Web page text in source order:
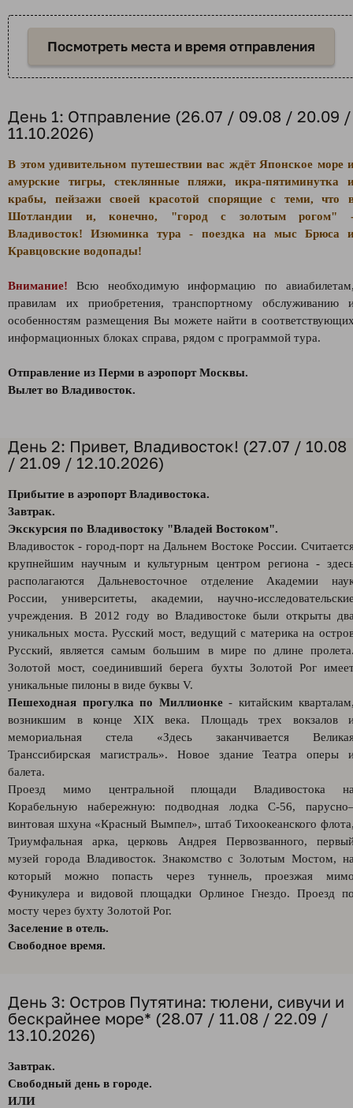
Посмотреть места и время отправления
День 1: Отправление (26.07 / 09.08 / 20.09 /
11.10.2026)
В этом удивительном путешествии вас ждёт Японское море
амурские тигры, стеклянные пляжи, икра-пятиминутка
крабы, пейзажи своей красотой спорящие с теми, что
Шотландии и, конечно, "город с золотым рогом"
Владивосток! Изюминка тура - поездка на мыс Брюса
Кравцовские водопады!
Внимание! Всю необходимую информацию по
правилам их приобретения, транспортному обслуживанию
особенностям размещения Вы можете найти в
информационных блоках справа, рядом с программой тура.
Отправление из Перми в аэропорт Москвы.
Вылет во Владивосток.
День 2: Привет, Владивосток! (27.07 / 10.08
/ 21.09 / 12.10.2026)
Прибытие в аэропорт Владивостока.
Завтрак.
Экскурсия по Владивостоку "Владей Востоком".
Владивосток - город-порт на Дальнем Востоке России.
крупнейшим научным и культурным центром региона -
располагаются Дальневосточное отделение Академии
России, университеты, академии, научно-
учреждения. В 2012 году во Владивостоке были открыты
уникальных моста. Русский мост, ведущий с материка на
Русский, является самым большим в мире по длине
Золотой мост, соединивший берега бухты Золотой Рог
уникальные пилоны в виде буквы V.
Пешеходная прогулка по Миллионке- китайским
возникшим в конце XIX века. Площадь трех вокзалов
мемориальная стела «Здесь заканчивается
Транссибирская магистраль». Новое здание Театра оперы
балета.
Проезд мимо центральной площади Владивостока
Корабельную набережную: подводная лодка С-56,
винтовая шхуна «Красный Вымпел», штаб Тихоокеанского
Триумфальная арка, церковь Андрея Первозванного,
музей города Владивосток. Знакомство с Золотым Мостом,
который можно попасть через туннель, проезжая
Фуникулера и видовой площадки Орлиное Гнездо. Проезд
мосту через бухту Золотой Рог.
Заселение в отель.
Свободное время.
День 3: Остров Путятина: тюлени, сивучи и
бескрайнее море* (28.07 / 11.08 / 22.09 /
13.10.2026)
Завтрак.
Свободный день в городе.
ИЛИ